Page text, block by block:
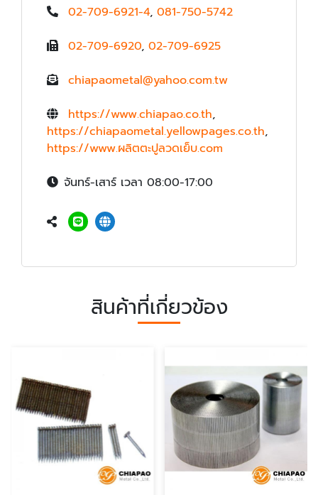
02-709-6921-4, 081-750-5742
02-709-6920, 02-709-6925
chiapaometal@yahoo.com.tw
https://www.chiapao.co.th,
https://chiapaometal.yellowpages.co.th,
https://www.ผลิตตะปูลวดเย็บ.com
จันทร์-เสาร์ เวลา 08:00-17:00
สินค้าที่เกี่ยวข้อง